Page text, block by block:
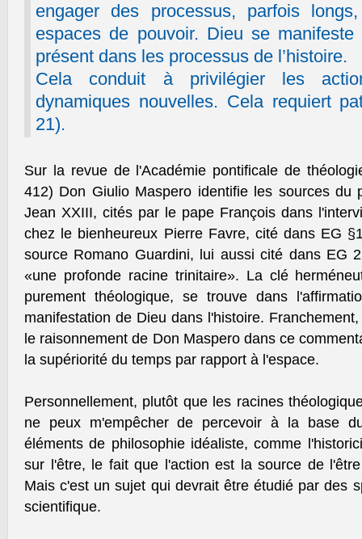
engager des processus, parfois
espaces de pouvoir. Dieu se
présent dans les processus de l’histoire.
Cela conduit à privilégier les
dynamiques nouvelles. Cela requiert
21).
Sur la revue de l'Académie pontificale de
412) Don Giulio Maspero identifie les sources du
Jean XXIII, cités par le pape François dans
chez le bienheureux Pierre Favre, cité dans EG
source Romano Guardini, lui aussi cité dans EG
«une profonde racine trinitaire». La clé
purement théologique, se trouve dans
manifestation de Dieu dans l'histoire.
le raisonnement de Don Maspero dans ce
la supériorité du temps par rapport à l'espace.
Personnellement, plutôt que les racines
ne peux m'empêcher de percevoir à la base
éléments de philosophie idéaliste, comme
sur l'être, le fait que l'action est la source de
Mais c'est un sujet qui devrait être étudié par des
scientifique.